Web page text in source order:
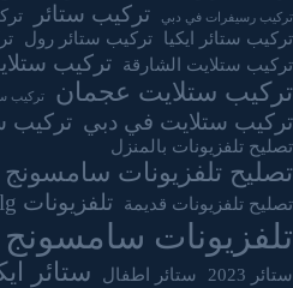
تركيب رسيفرات في دبي تركيب ستائر
تركيب ستائر ايكيا
تركيب ستائر رول
تركيب ستلايت الشارقة
تركيب
تركيب ستلايت عجمان تركيب
تركيب ستلايت في دبي تركيب
تصليح تلفزيونات بالمنزل
تصليح تلفزيونات سامسونج
تصليح تلفزيونات قديمة تلفزيونات lg
تلفزيونات سامسونج
ستائر 2023
ستائر اطفال ستائر